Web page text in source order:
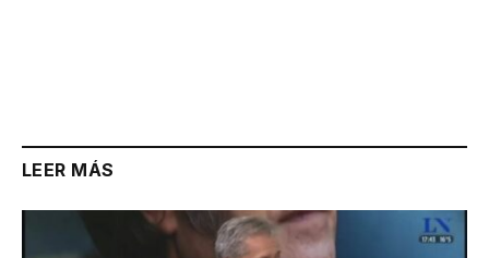
LEER MÁS